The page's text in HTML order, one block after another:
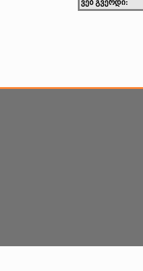
ვებ გვერდი: